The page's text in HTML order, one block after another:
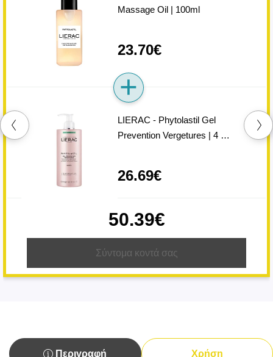
Massage Oil | 100ml
23.70€
LIERAC - Phytolastil Gel
Prevention Vergetures | 4 …
26.69€
50.39€
Σύντομα κοντά σας
Περιγραφή Χρήση